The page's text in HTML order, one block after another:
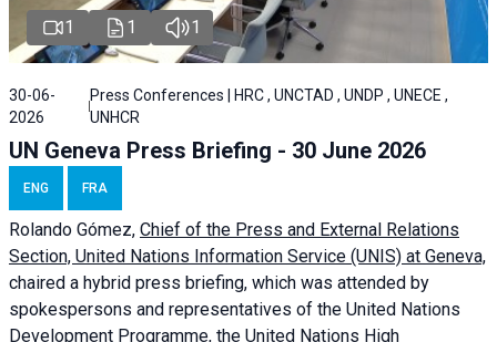
1 1 1
30-06-
2026
Press Conferences | HRC , UNCTAD , UNDP , UNECE ,
UNHCR
UN Geneva Press Briefing - 30 June 2026
ENG FRA
Rolando Gómez, Chief of the Press and External Relations
Section, United Nations Information Service (UNIS) at Geneva,
chaired a hybrid press briefing, which was attended by
spokespersons and representatives of the United Nations
Development Programme, the United Nations High